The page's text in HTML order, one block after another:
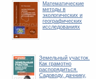
Математические
методы в
экологических и
географических
исследованиях
Земельный участок.
Как грамотно
распорядиться.
Садоводу, дачнику,